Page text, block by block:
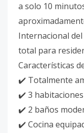
a solo 10
Internacional
total para
Características
✔️ Totalmente
✔️ 3
✔️ 2 baños
✔️ Cocina